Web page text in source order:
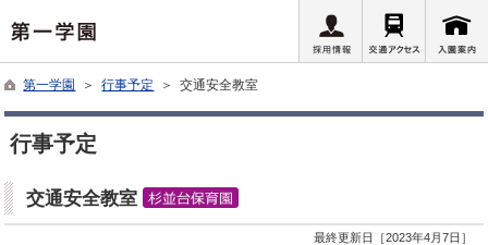
第一学園 ＞行事予定 ＞ 交通安全教室
行事予定
交通安全教室
最終更新日［2023年4月7日］